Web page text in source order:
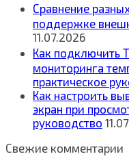
Сравнение
поддержке
11.07.2026
Как подключить
мониторинга
практическое
Как настроить
экран при
руководство
Свежие комментарии